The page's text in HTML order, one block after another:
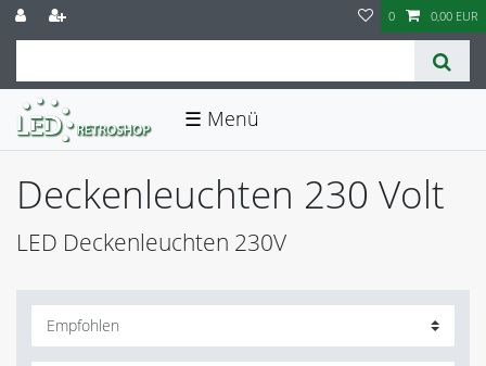
0 0,00 EUR
☰
Deckenleuchten 230 Volt
LED Deckenleuchten 230V